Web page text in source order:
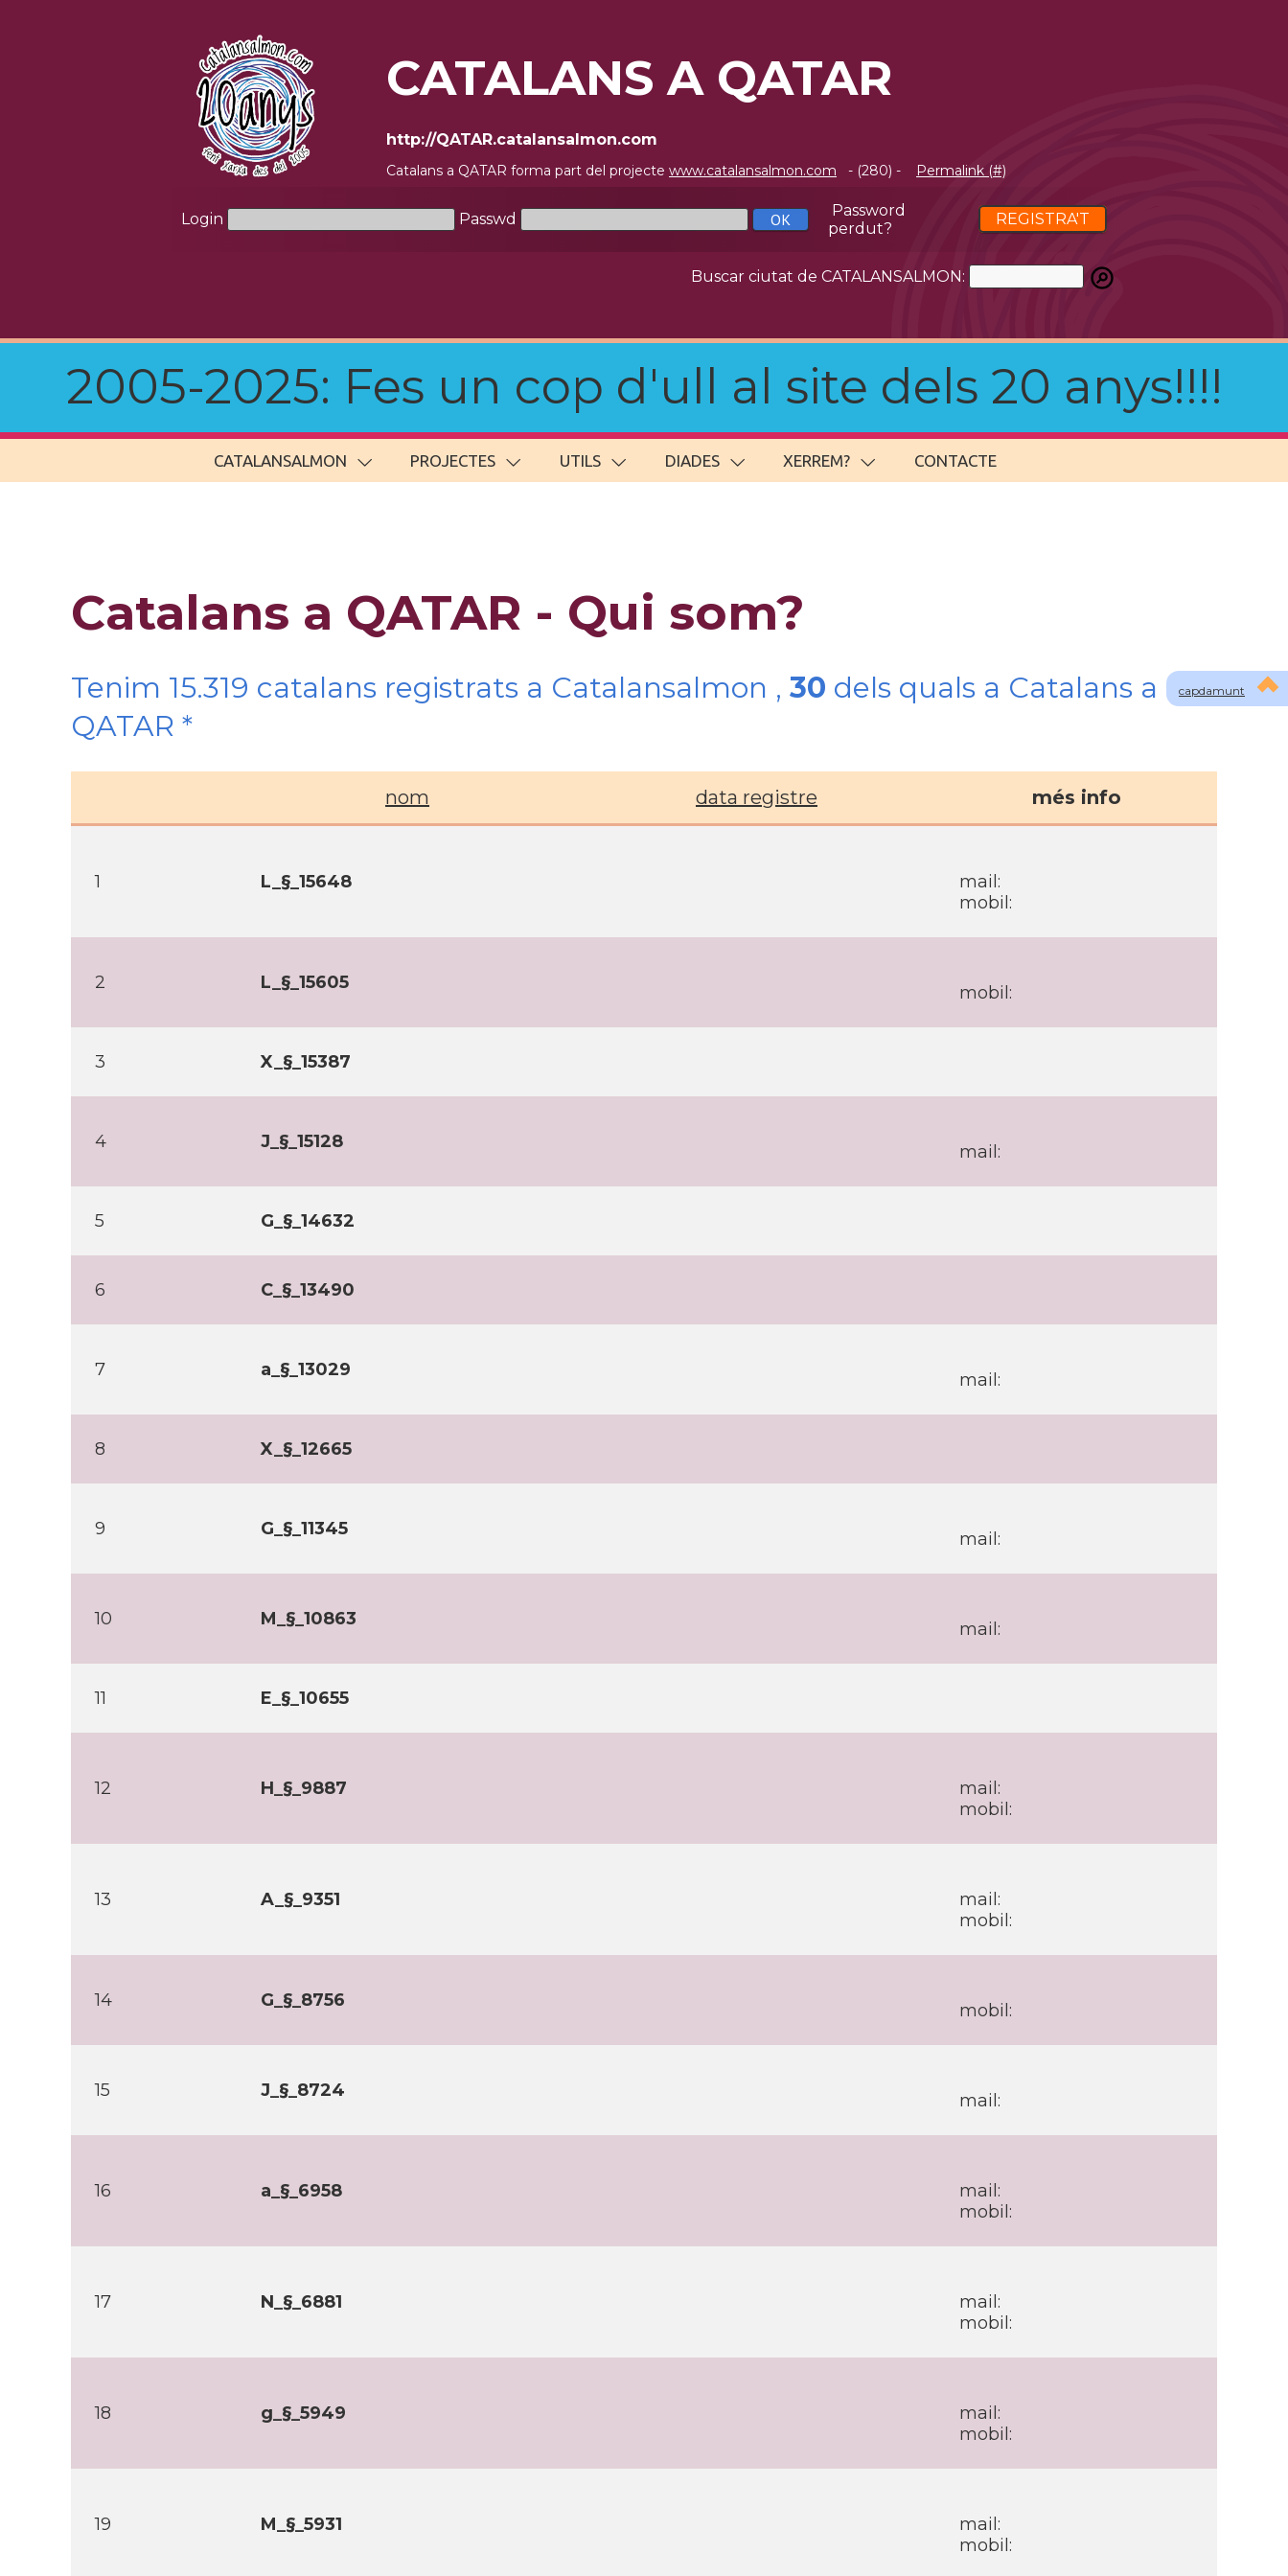
CATALANS A QATAR
http://QATAR.catalansalmon.com
Catalans a QATAR forma part del projecte www.catalansalmon.com - (280) - Permalink (#)
Login Passwd
Password
perdut?
REGISTRA'T
Buscar ciutat de CATALANSALMON:
2005-2025: Fes un cop d'ull al site dels 20 anys!!!!
CATALANSALMON PROJECTES UTILS DIADES XERREM? CONTACTE
capdamunt
Catalans a QATAR - Qui som?
Tenim 15.319 catalans registrats a Catalansalmon , 30 dels quals a Catalans a
QATAR *
nom data registre més info
1 L_§_15648
mail:
mobil:
2 L_§_15605 mobil:
3 X_§_15387
4 J_§_15128 mail:
5 G_§_14632
6 C_§_13490
7 a_§_13029 mail:
8 X_§_12665
9 G_§_11345 mail:
10 M_§_10863 mail:
11 E_§_10655
12 H_§_9887
mail:
mobil:
13 A_§_9351
mail:
mobil:
14 G_§_8756 mobil:
15 J_§_8724 mail:
16 a_§_6958
mail:
mobil:
17 N_§_6881
mail:
mobil:
18 g_§_5949
mail:
mobil:
19 M_§_5931
mail:
mobil: